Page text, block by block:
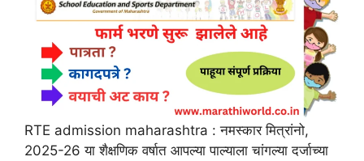
RTE admission maharashtra : नमस्कार मित्रांनो,
2025-26 या शैक्षणिक वर्षात आपल्या पाल्याला चांगल्या दर्जाच्या